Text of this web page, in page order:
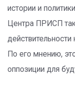
истории и
Центра ПРИСП
По его мнению,
оппозиции для